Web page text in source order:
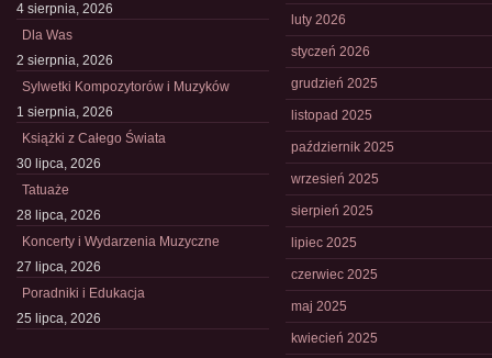
4 sierpnia, 2026
Dla Was
2 sierpnia, 2026
Sylwetki Kompozytorów i Muzyków
1 sierpnia, 2026
Książki z Całego Świata
30 lipca, 2026
Tatuaże
28 lipca, 2026
Koncerty i Wydarzenia Muzyczne
27 lipca, 2026
Poradniki i Edukacja
25 lipca, 2026
luty 2026
styczeń 2026
grudzień 2025
listopad 2025
październik 2025
wrzesień 2025
sierpień 2025
lipiec 2025
czerwiec 2025
maj 2025
kwiecień 2025